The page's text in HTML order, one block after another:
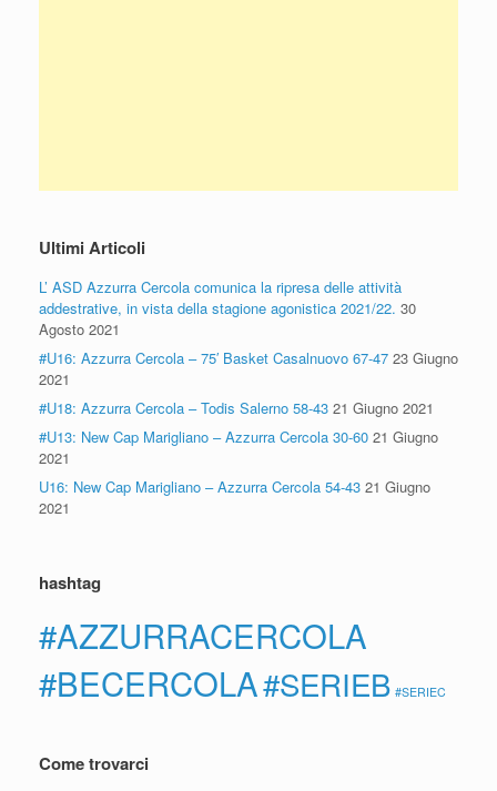
Ultimi Articoli
L’ ASD Azzurra Cercola comunica la ripresa delle attività
addestrative, in vista della stagione agonistica 2021/22. 30
Agosto 2021
#U16: Azzurra Cercola – 75′ Basket Casalnuovo 67-47 23 Giugno
2021
#U18: Azzurra Cercola – Todis Salerno 58-43 21 Giugno 2021
#U13: New Cap Marigliano – Azzurra Cercola 30-60 21 Giugno
2021
U16: New Cap Marigliano – Azzurra Cercola 54-43 21 Giugno
2021
hashtag
#AZZURRACERCOLA
#BECERCOLA#SERIEB #SERIEC
Come trovarci